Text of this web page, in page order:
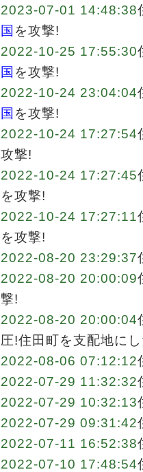
2023-07-01 14:48:38
国 を攻撃!
2022-10-25 17:55:30
国 を攻撃!
2022-10-24 23:04:04
国 を攻撃!
2022-10-24 17:27:54
攻撃!
2022-10-24 17:27:45
を攻撃!
2022-10-24 17:27:11
を攻撃!
2022-08-20 23:29:37
2022-08-20 20:00:09
撃!
2022-08-20 20:00:04
圧!住田町を支配地に
2022-08-06 07:12:12
2022-07-29 11:32:32
2022-07-29 10:32:13
2022-07-29 09:31:42
2022-07-11 16:52:38
2022-07-10 17:48:54